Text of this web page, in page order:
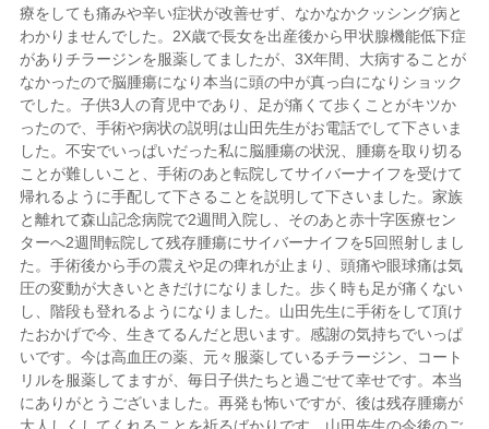
療をしても痛みや辛い症状が改善せず、なかなかクッシング病と
わかりませんでした。2X歳で長女を出産後から甲状腺機能低下症
がありチラージンを服薬してましたが、3X年間、大病することが
なかったので脳腫瘍になり本当に頭の中が真っ白になりショック
でした。子供3人の育児中であり、足が痛くて歩くことがキツか
ったので、手術や病状の説明は山田先生がお電話でして下さいま
した。不安でいっぱいだった私に脳腫瘍の状況、腫瘍を取り切る
ことが難しいこと、手術のあと転院してサイバーナイフを受けて
帰れるように手配して下さることを説明して下さいました。家族
と離れて森山記念病院で2週間入院し、そのあと赤十字医療セン
ターへ2週間転院して残存腫瘍にサイバーナイフを5回照射しまし
た。手術後から手の震えや足の痺れが止まり、頭痛や眼球痛は気
圧の変動が大きいときだけになりました。歩く時も足が痛くない
し、階段も登れるようになりました。山田先生に手術をして頂け
たおかげで今、生きてるんだと思います。感謝の気持ちでいっぱ
いです。今は高血圧の薬、元々服薬しているチラージン、コート
リルを服薬してますが、毎日子供たちと過ごせて幸せです。本当
にありがとうございました。再発も怖いですが、後は残存腫瘍が